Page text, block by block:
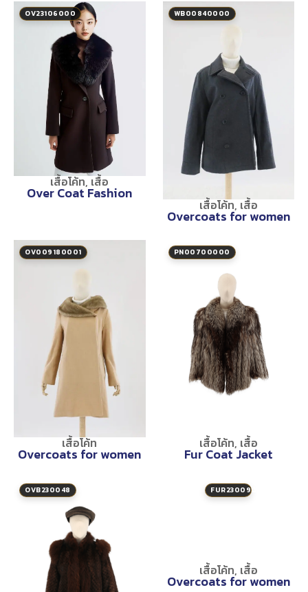
OV23106000
เสื้อโค้ท,เสื้อ
Over Coat Fashion
WB00840000
เสื้อโค้ท, เสื้อ
Overcoats for women
OV009180001
เสื้อโค้ท
Overcoats for women
PN00700000
เสื้อโค้ท, เสื้อ
Fur Coat Jacket
OVB230048 FUR2300900
เสื้อโค้ท, เสื้อ
Overcoats for women